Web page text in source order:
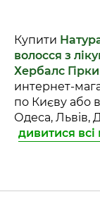
Купити
волосся з
Хербалс
интернет-
по Києву або
Одеса, Львів,
дивитися всі